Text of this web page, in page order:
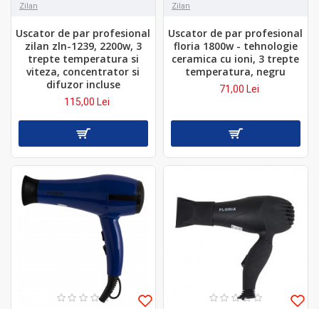
Zilan
Uscator de par profesional
zilan zln-1239, 2200w, 3
trepte temperatura si
viteza, concentrator si
difuzor incluse
115,00 Lei
Zilan
Uscator de par profesional
floria 1800w - tehnologie
ceramica cu ioni, 3 trepte
temperatura, negru
71,00 Lei